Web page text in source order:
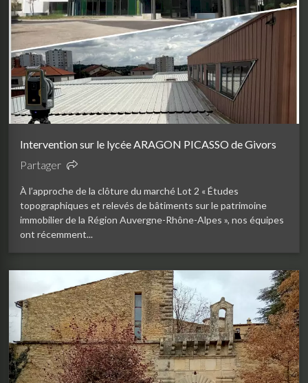
Intervention sur le lycée ARAGON PICASSO de Givors
Partager
À l’approche de la clôture du marché Lot 2 « Études
topographiques et relevés de bâtiments sur le patrimoine
immobilier de la Région Auvergne-Rhône-Alpes », nos équipes
ont récemment...